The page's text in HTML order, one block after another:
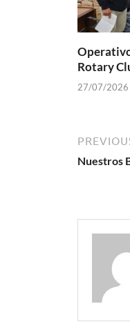
Rotary
27/07/2026
Nuestros